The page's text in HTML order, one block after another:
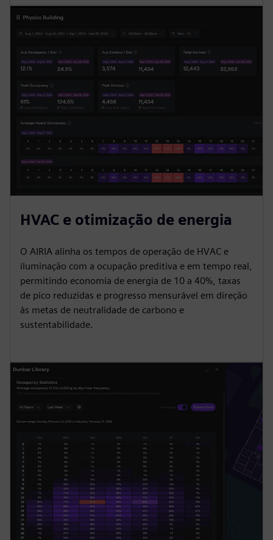
HVAC e otimização de energia
O AIRIA alinha os tempos de operação de HVAC e
iluminação com a ocupação preditiva e em tempo real,
permitindo economia de energia de 10 a 40%, taxas
de pico reduzidas e progresso mensurável em direção
às metas de neutralidade de carbono e
sustentabilidade.